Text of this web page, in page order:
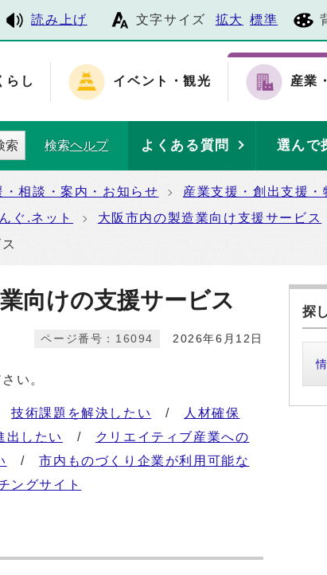
読み上げ 文字サイズ 拡大 標準
らし イベント・観光 産業
索 検索ヘルプ よくある質問 選んで
・相談・案内・お知らせ 産業支援・創出支援・
ぐ.ネット
大阪市内の製造業向け支援サービス
向けの支援サービス
2026年6月12日
ページ番号：16094
い。
技術課題を解決したい /
人材確保
出したい /
クリエイティブ産業への
/市内ものづくり企業が利用可能な
ングサイト
探